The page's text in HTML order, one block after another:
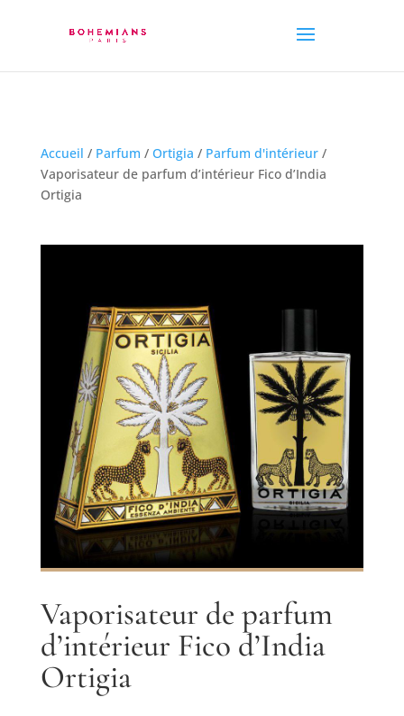
Accueil / Parfum / Ortigia / Parfum d'intérieur/
Vaporisateur de parfum d’intérieur Fico d’India
Ortigia
Vaporisateur de parfum
d’intérieur Fico d’India
Ortigia